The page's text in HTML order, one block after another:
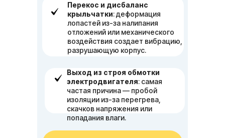
Перекос и дисбаланс
крыльчатки: деформация
лопастей из-за налипания
отложений или механического
воздействия создает вибрацию,
разрушающую корпус.
Выход из строя обмотки
электродвигателя: самая
частая причина — пробой
изоляции из-за перегрева,
скачков напряжения или
попадания влаги.